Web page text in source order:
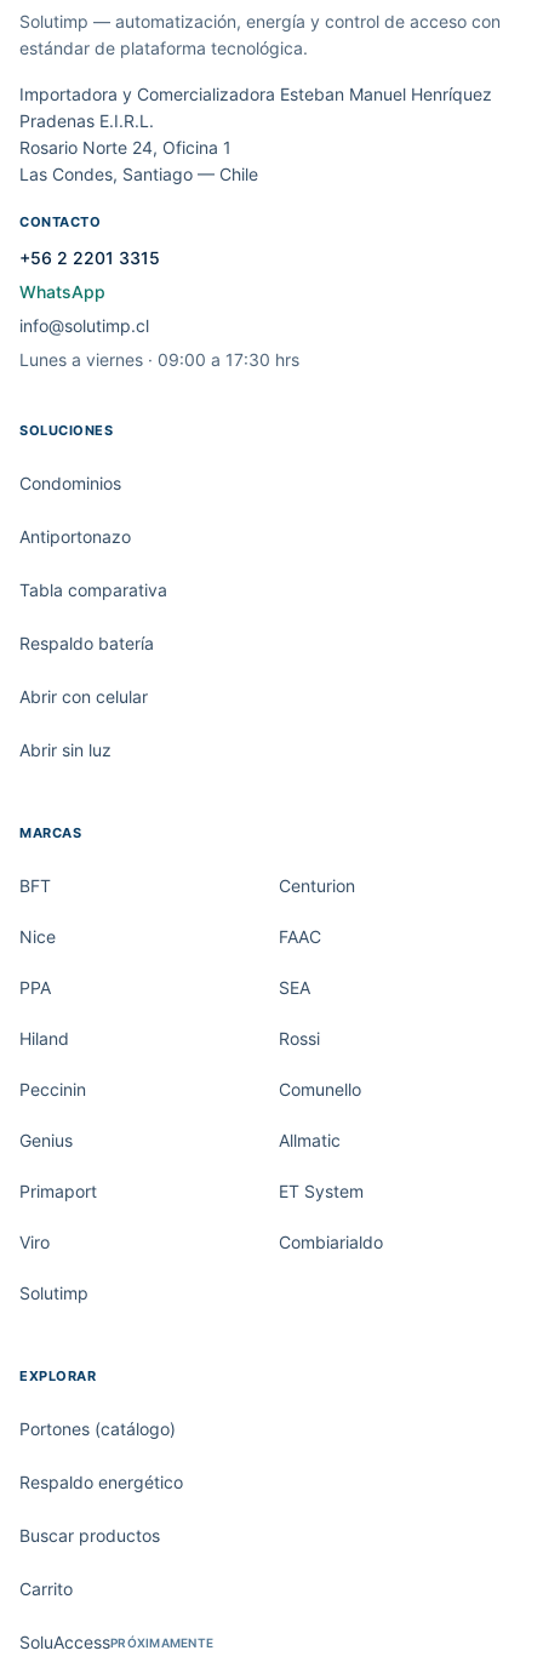
Solutimp — automatización, energía y control de acceso con
estándar de plataforma tecnológica.
Importadora y Comercializadora Esteban Manuel Henríquez
Pradenas E.I.R.L.
Rosario Norte 24, Oficina 1
Las Condes, Santiago — Chile
CONTACTO
+56 2 2201 3315
WhatsApp
info@solutimp.cl
Lunes a viernes · 09:00 a 17:30 hrs
SOLUCIONES
Condominios
Antiportonazo
Tabla comparativa
Respaldo batería
Abrir con celular
Abrir sin luz
MARCAS
BFT Centurion
Nice FAAC
PPA SEA
Hiland Rossi
Peccinin Comunello
Genius Allmatic
Primaport ET System
Viro Combiarialdo
Solutimp
EXPLORAR
Portones (catálogo)
Respaldo energético
Buscar productos
Carrito
SoluAccessPRÓXIMAMENTE